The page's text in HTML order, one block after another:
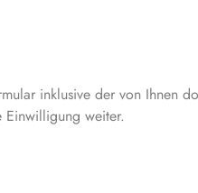
inklusive der von Ihnen
Einwilligung weiter.